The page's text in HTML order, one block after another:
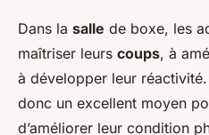
Dans la salle de boxe, les
maîtriser leurs coups, à
à développer leur
donc un excellent moyen
d’améliorer leur condition